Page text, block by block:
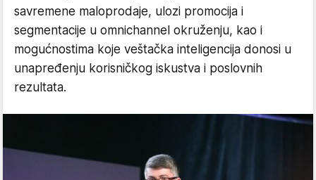
savremene maloprodaje, ulozi promocija i
segmentacije u omnichannel okruženju, kao i
mogućnostima koje veštačka inteligencija donosi u
unapređenju korisničkog iskustva i poslovnih
rezultata.